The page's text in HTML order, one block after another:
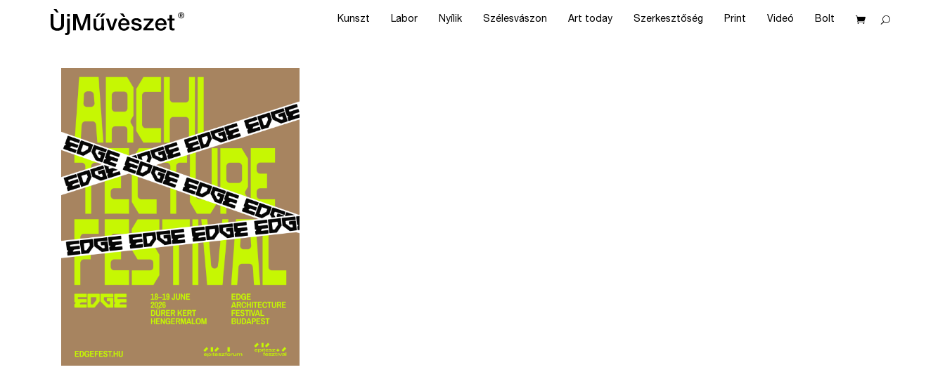
Kunszt Labor Nyílik Szélesvászon Art today Szerkesztőség Print Videó Bolt